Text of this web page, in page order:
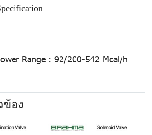
Range : 92/200-542 Mcal/h
ข้อง